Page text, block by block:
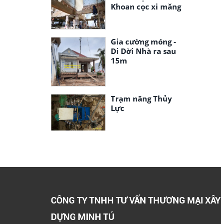
Khoan cọc xi măng
Gia cường móng -
Di Dời Nhà ra sau
15m
Trạm nâng Thủy
Lực
CÔNG TY TNHH TƯ VẤN THƯƠNG MẠI XÂY
DỰNG MINH TÚ